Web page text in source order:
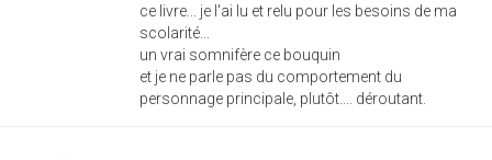
ce livre... je l'ai lu et relu pour les besoins de ma
scolarité...
un vrai somnifère ce bouquin
et je ne parle pas du comportement du
personnage principale, plutôt.... déroutant.